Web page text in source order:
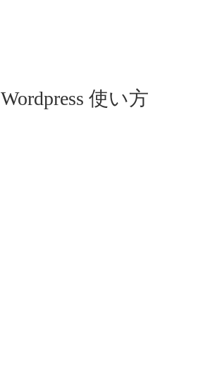
Wordpress 使い方